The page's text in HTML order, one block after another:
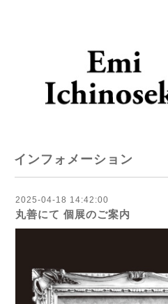
インフォメーション
2025-04-18 14:42:00
丸善にて 個展のご案内